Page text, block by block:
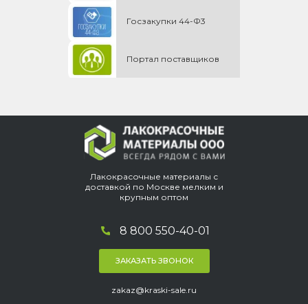
Госзакупки 44-Ф3
Портал поставщиков
Лакокрасочные материалы с
доставкой по Москве мелким и
крупным оптом
8 800 550-40-01
ЗАКАЗАТЬ ЗВОНОК
zakaz@kraski-sale.ru